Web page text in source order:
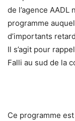
de l’agence AADL
programme
d’importants
Il s’agit pour
Falli au sud de la
Ce programme